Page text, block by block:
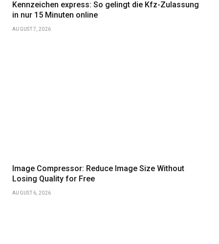
Kennzeichen express: So gelingt die Kfz-Zulassung
in nur 15 Minuten online
AUGUST 7, 2026
Image Compressor: Reduce Image Size Without
Losing Quality for Free
AUGUST 6, 2026